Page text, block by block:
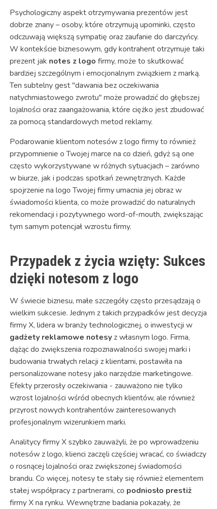
Psychologiczny aspekt otrzymywania prezentów jest
dobrze znany – osoby, które otrzymują upominki, często
odczuwają większą sympatię oraz zaufanie do darczyńcy.
W kontekście biznesowym, gdy kontrahent otrzymuje taki
prezent jak notes z logo firmy, może to skutkować
bardziej szczególnym i emocjonalnym związkiem z marką.
Ten subtelny gest "dawania bez oczekiwania
natychmiastowego zwrotu" może prowadzić do głębszej
lojalności oraz zaangażowania, które ciężko jest zbudować
za pomocą standardowych metod reklamy.
Podarowanie klientom notesów z logo firmy to również
przypomnienie o Twojej marce na co dzień, gdyż są one
często wykorzystywane w różnych sytuacjach – zarówno
w biurze, jak i podczas spotkań zewnętrznych. Każde
spojrzenie na logo Twojej firmy umacnia jej obraz w
świadomości klienta, co może prowadzić do naturalnych
rekomendacji i pozytywnego word-of-mouth, zwiększając
tym samym potencjał wzrostu firmy.
Przypadek z życia wzięty: Sukces
dzięki notesom z logo
W świecie biznesu, małe szczegóły często przesądzają o
wielkim sukcesie. Jednym z takich przypadków jest decyzja
firmy X, lidera w branży technologicznej, o inwestycji w
gadżety reklamowe notesyz własnym logo. Firma,
dążąc do zwiększenia rozpoznawalności swojej marki i
budowania trwałych relacji z klientami, postawiła na
personalizowane notesy jako narzędzie marketingowe.
Efekty przerosły oczekiwania - zauważono nie tylko
wzrost lojalności wśród obecnych klientów, ale również
przyrost nowych kontrahentów zainteresowanych
profesjonalnym wizerunkiem marki.
Analitycy firmy X szybko zauważyli, że po wprowadzeniu
notesów z logo, klienci zaczęli częściej wracać, co świadczy
o rosnącej lojalności oraz zwiększonej świadomości
brandu. Co więcej, notesy te stały się również elementem
stałej współpracy z partnerami, co podniosło prestiż
firmy X na rynku. Wewnętrzne badania pokazały, że